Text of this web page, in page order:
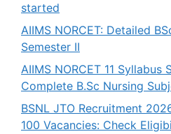
started
AIIMS NORCET: Detailed
Semester II
AIIMS NORCET 11 Syllabus
Complete B.Sc Nursing
BSNL JTO Recruitment
100 Vacancies: Check